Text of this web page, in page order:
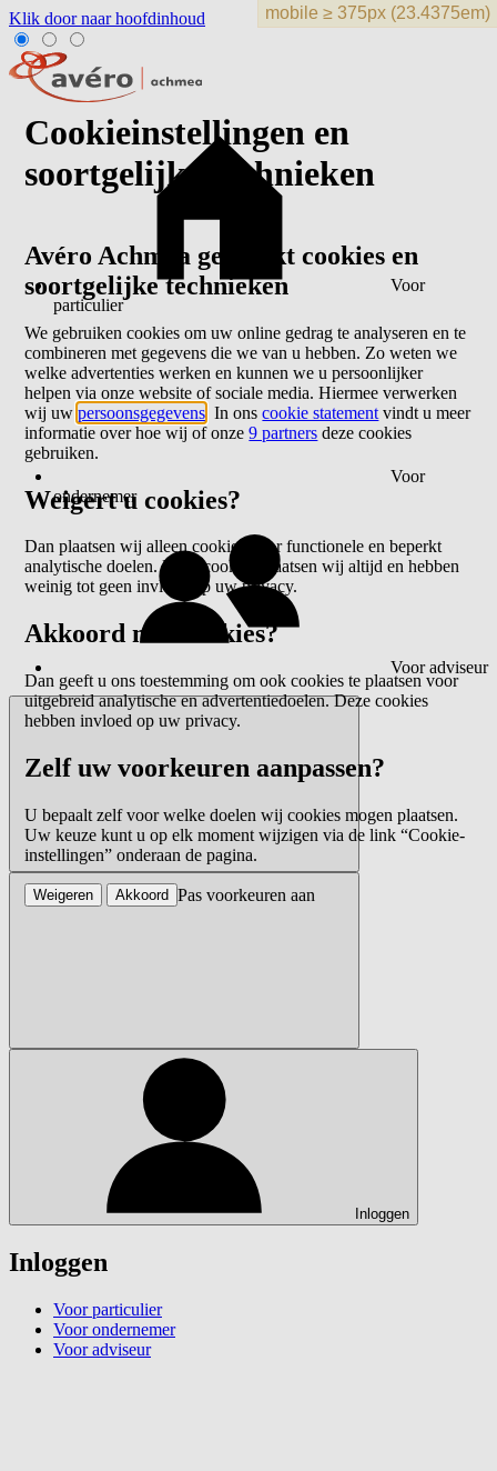
Klik door naar hoofdinhoud
Voor
particulier
Voor
ondernemer
Voor adviseur
Inloggen
Inloggen
Voor particulier
Voor ondernemer
Voor adviseur
Cookieinstellingen en
soortgelijke technieken
Avéro Achmea gebruikt cookies en
soortgelijke technieken
We gebruiken cookies om uw online gedrag te analyseren en te
combineren met gegevens die we van u hebben. Zo weten we
welke advertenties werken en kunnen we u persoonlijker
helpen via onze website of sociale media. Hiermee verwerken
wij uwpersoonsgegevens . In onscookie statement vindt u meer
informatie over hoe wij of onze9 partners deze cookies
gebruiken.
Weigert u cookies?
Dan plaatsen wij alleen cookies voor functionele en beperkt
analytische doelen. Deze cookies plaatsen wij altijd en hebben
weinig tot geen invloed op uw privacy.
Akkoord met cookies?
Dan geeft u ons toestemming om ook cookies te plaatsen voor
uitgebreid analytische en advertentiedoelen. Deze cookies
hebben invloed op uw privacy.
Zelf uw voorkeuren aanpassen?
U bepaalt zelf voor welke doelen wij cookies mogen plaatsen.
Uw keuze kunt u op elk moment wijzigen via de link “Cookie-
instellingen” onderaan de pagina.
Pas voorkeuren aan
Weigeren Akkoord